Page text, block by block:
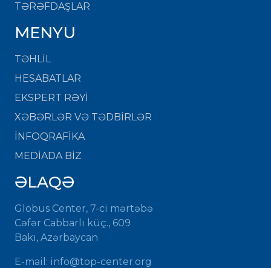
TƏRƏFDAŞLAR
MENYU
TƏHLİL
HESABATLAR
EKSPERT RƏYİ
XƏBƏRLƏR VƏ TƏDBİRLƏR
İNFOQRAFİKA
MEDİADA BİZ
ƏLAQƏ
Globus Center, 7-ci mərtəbə
Cəfər Cabbarlı küç., 609
Bakı, Azərbaycan
E-mail: info@top-center.org